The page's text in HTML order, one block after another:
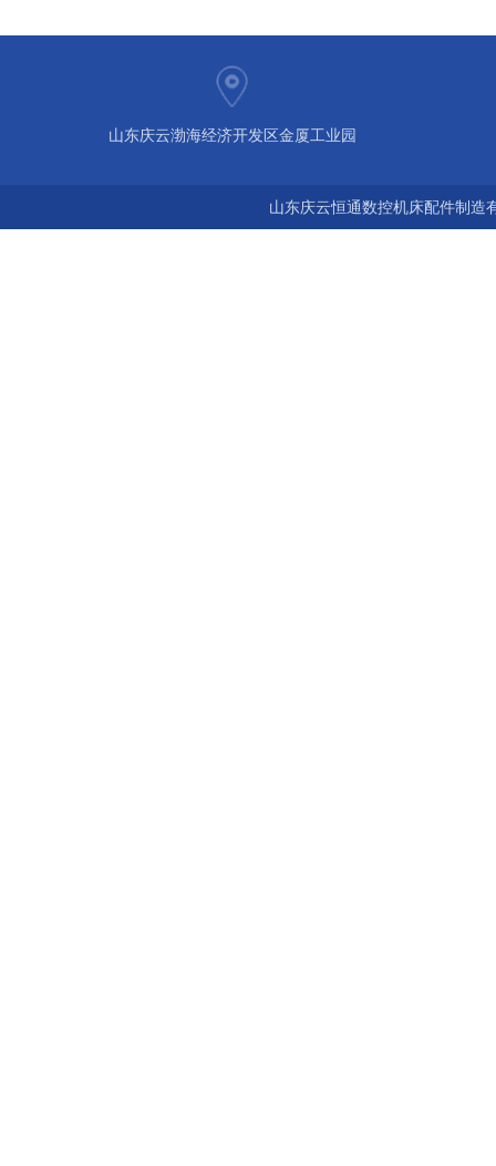
山东庆云渤海经济开发区金厦工业园
山东庆云恒通数控机床配件制